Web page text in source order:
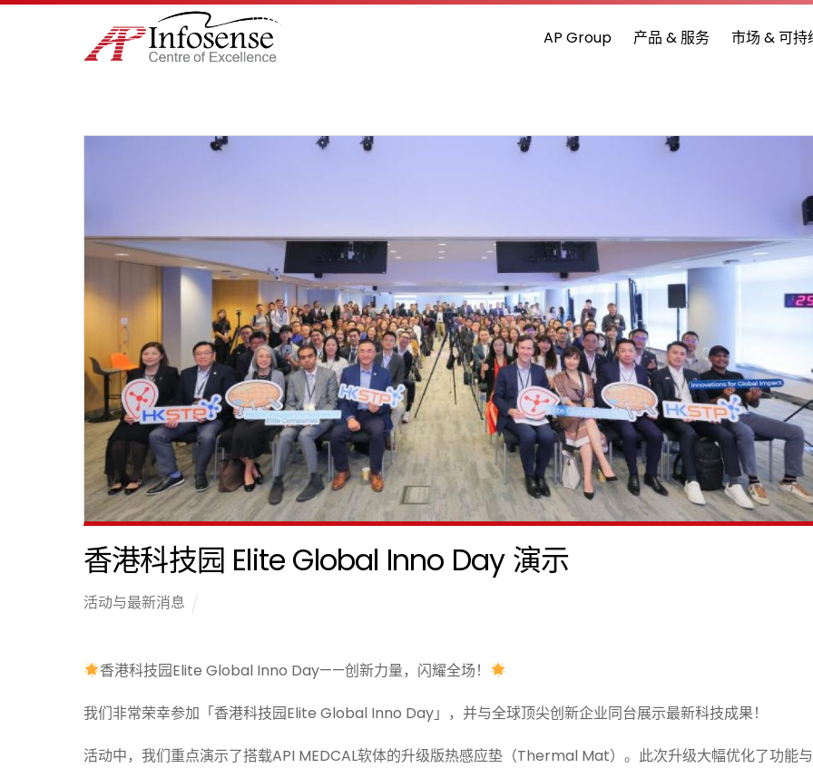
AP Group 产品 & 服务 市场 & 可持
香港科技园 Elite Global Inno Day 演示
活动与最新消息
香港科技园Elite Global Inno Day——创新力量，闪耀全场！
我们非常荣幸参加「香港科技园Elite Global Inno Day」，并与全球顶尖创新企业同台展示最新科技成果！
活动中，我们重点演示了搭载API MEDCAL软体的升级版热感应垫（Thermal Mat）。此次升级大幅优化了功能